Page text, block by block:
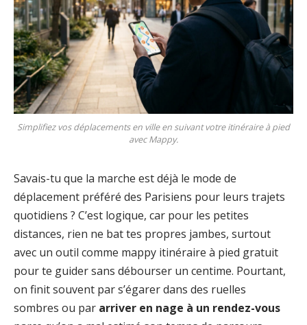
Simplifiez vos déplacements en ville en suivant votre itinéraire à pied
avec Mappy.
Savais-tu que la marche est déjà le mode de
déplacement préféré des Parisiens pour leurs trajets
quotidiens ? C’est logique, car pour les petites
distances, rien ne bat tes propres jambes, surtout
avec un outil comme mappy itinéraire à pied gratuit
pour te guider sans débourser un centime. Pourtant,
on finit souvent par s’égarer dans des ruelles
sombres ou par arriver en nage à un rendez-vous